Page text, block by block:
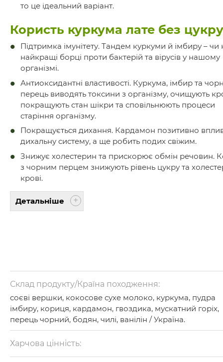
то це ідеальний варіант.
Користь куркума лате без
Підтримка імунітету. Тандем куркуми й імбиру – чи
найкращі борці проти бактерій та вірусів у нашому
організмі.
Антиоксидантні властивості. Куркума, імбир та
перець виводять токсини з організму, очищують
покращують стан шікри та сповільнюють процеси
старіння організму.
Покращується дихання. Кардамон позитивно
дихальну систему, а ще робить подих свіжим.
Знижує холестерин та прискорює обмін речовин.
з чорним перцем знижують рівень цукру та
крові.
Детальніше
Склад продукту/Країна походження:
соєві вершки, кокосове сухе молоко, куркума, пудра
імбиру, кориця, кардамон, гвоздика, мускатний горіх,
перець чорний, бодян, чилі, ванілін / Україна.
Харчова цінність:
на 100 г: білки — 24 г, жири — 23 г, вуглеводи — 37 г.